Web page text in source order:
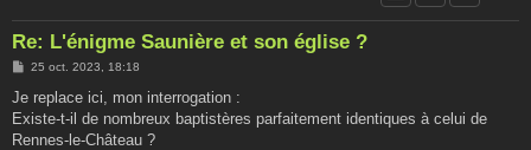
Re: L'énigme Saunière et son église ?
M
s
a
g
25 oct. 2023, 18:18
Je replace ici, mon interrogation :
Existe-t-il de nombreux baptistères parfaitement identiques à celui de
Rennes-le-Château ?